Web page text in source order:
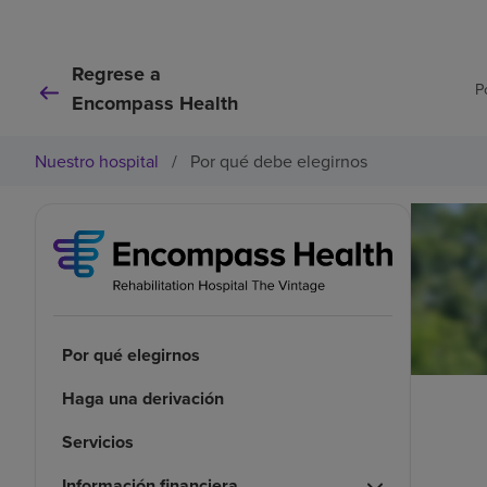
Regrese a
Encompass Health
Nuestro hospital / Por qué debe elegirnos
Por qué elegirnos
Haga una derivación
Servicios